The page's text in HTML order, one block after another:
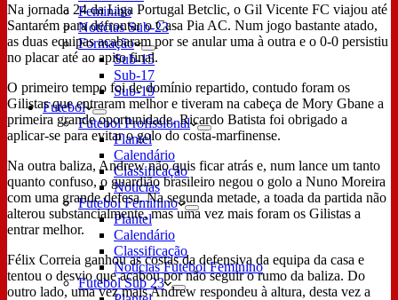
Feminino
Notícias Sub-23
Formação
Sub-15
Sub-17
Sub-19
Futebol
Futebol Profissional
Plantel
Calendário
Classificação
Notícias
Futebol Feminino
Plantel
Calendário
Classificação
Notícias Futebol Feminino
Futebol Sub 23
Na jornada 24 da Liga Portugal Betclic, o Gil Vicente FC viajou até
Santarém para defrontar o Casa Pia AC. Num jogo bastante atado,
as duas equipas acabaram por se anular uma à outra e o 0-0 persistiu
no placar até ao apito final.
O primeiro tempo foi de domínio repartido, contudo foram os
Gilistas que entraram melhor e tiveram na cabeça de Mory Gbane a
primeira grande oportunidade. Ricardo Batista foi obrigado a
aplicar-se para evitar o golo do costa-marfinense.
Na outra baliza, Andrew não quis ficar atrás e, num lance um tanto
quanto confuso, o guardião brasileiro negou o golo a Nuno Moreira
com uma grande defesa. Na segunda metade, a toada da partida não
alterou substancialmente, mas uma vez mais foram os Gilistas a
entrar melhor.
Félix Correia ganhou as costas da defensiva da equipa da casa e
tentou o desvio que acabou por não seguir o rumo da baliza. Do
outro lado, uma vez mais Andrew respondeu à altura, desta vez a